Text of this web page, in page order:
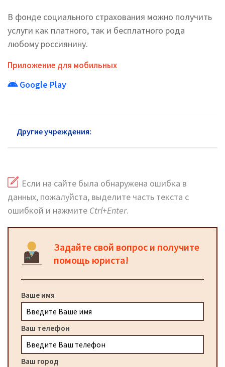
В фонде социального страхования можно получить
услуги как платного, так и бесплатного рода
любому россиянину.
Приложение для мобильных
Google Play
Другие учреждения:
Если на сайте была обнаружена ошибка в
данных, пожалуйста, выделите часть текста с
ошибкой и нажмите Ctrl+Enter.
Задайте свой вопрос и получите
помощь юриста!
Ваше имя
Ваш телефон
Ваш город